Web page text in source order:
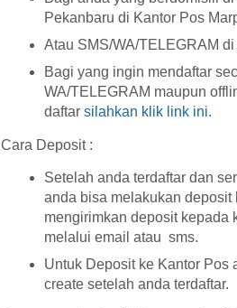
Pekanbaru di Kantor Pos
Atau SMS/WA/TELEGRAM
Bagi yang ingin mendaftar
WA/TELEGRAM maupun
daftar silahkan klik link ini.
Cara Deposit :
Setelah anda terdaftar dan
anda bisa melakukan
mengirimkan deposit kepada
melalui email atau sms.
Untuk Deposit ke Kantor Pos
create setelah anda terdaftar.